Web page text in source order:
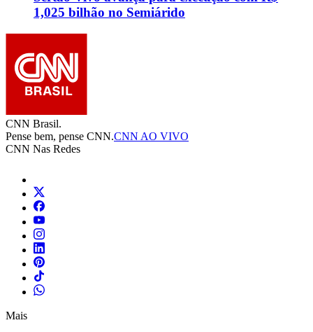
1,025 bilhão no Semiárido
CNN Brasil.
Pense bem, pense CNN.CNN AO VIVO
CNN Nas Redes
Mais